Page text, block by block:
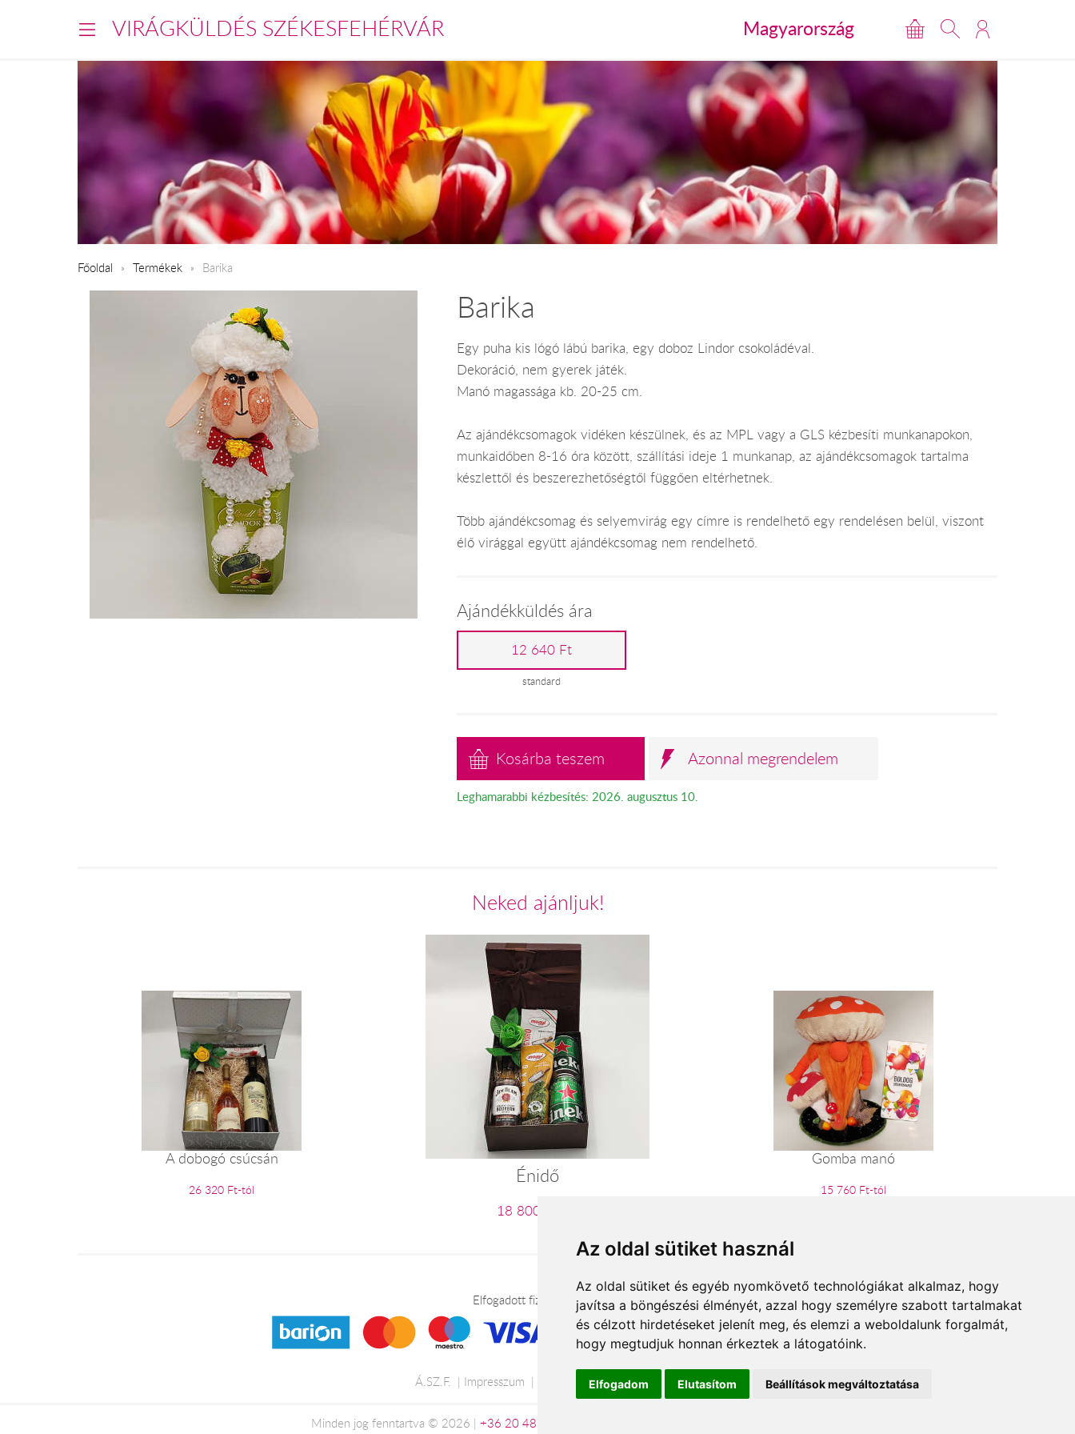
Az oldal sütiket használ
Az oldal sütiket és egyéb nyomkövető technológiákat alkalmaz, hogy
javítsa a böngészési élményét, azzal hogy személyre szabott tartalmakat
és célzott hirdetéseket jelenít meg, és elemzi a weboldalunk forgalmát,
hogy megtudjuk honnan érkeztek a látogatóink.
Elfogadom Elutasítom Beállítások megváltoztatása
VIRÁGKÜLDÉS SZÉKESFEHÉRVÁR Magyarország
Főoldal Termékek Barika
Barika
Egy puha kis lógó lábú barika, egy doboz Lindor csokoládéval.
Dekoráció, nem gyerek játék.
Manó magassága kb. 20-25 cm.
Az ajándékcsomagok vidéken készülnek, és az MPL vagy a GLS kézbesíti munkanapokon,
munkaidőben 8-16 óra között, szállítási ideje 1 munkanap, az ajándékcsomagok tartalma
készlettől és beszerezhetőségtől függően eltérhetnek.
Több ajándékcsomag és selyemvirág egy címre is rendelhető egy rendelésen belül, viszont
élő virággal együtt ajándékcsomag nem rendelhető.
Ajándékküldés ára
12 640 Ft
standard
Kosárba teszem Azonnal megrendelem
Leghamarabbi kézbesítés: 2026. augusztus 10.
Neked ajánljuk!
A dobogó csúcsán
26 320 Ft-tól
Énidő
18 800 Ft-tól
Gomba manó
15 760 Ft-tól
Elfogadott fizetési módok
Á.SZ.F. Impresszum Adatkezelési tájékoztató
Minden jog fenntartva © 2026 | +36 20 488-8362